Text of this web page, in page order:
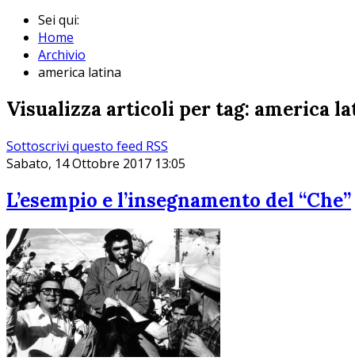
Sei qui:
Home
Archivio
america latina
Visualizza articoli per tag: america
Sottoscrivi questo feed RSS
Sabato, 14 Ottobre 2017 13:05
L’esempio e l’insegnamento del “Che”